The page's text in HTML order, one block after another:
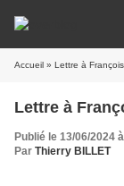
Accueil » Lettre à
Lettre à
Publié le 13/06/2024
Par Thierry BILLET